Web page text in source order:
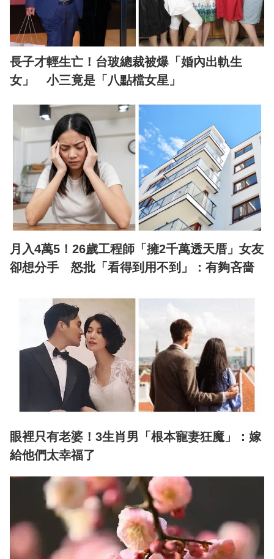
長子才輕生亡！台玻總裁被爆「婚內出軌生
女」 小三竟是「八點檔女星」
月入4萬5！26歲工程師「擁2千萬透天厝」女友
卻想分手 怒批「看得到用不到」：有夠吝嗇
眼裡只有老婆！3生肖男「根本寵妻狂魔」：嫁
給他們太幸福了